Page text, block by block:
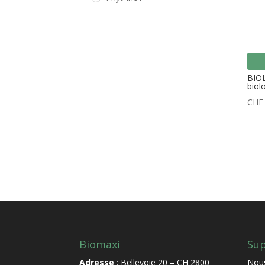
CHF
Biomaxi
Adresse : Bellevoie 20 – CH 2800